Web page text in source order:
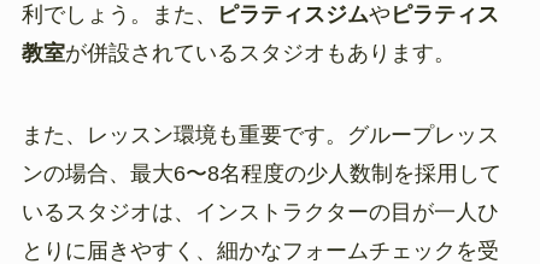
利でしょう。また、
ピラティスジムや ピラティス
教室が併設されているスタジオもあります。
また、レッスン環境も重要です。グループレッス
ンの場合、最大6〜8名程度の少人数制を採用して
いるスタジオは、インストラクターの目が一人ひ
とりに届きやすく、細かなフォームチェックを受